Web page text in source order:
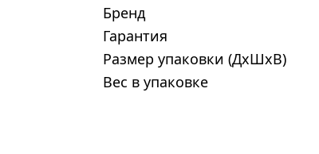
Бренд
Гарантия
Размер упаковки (ДxШxВ)
Вес в упаковке